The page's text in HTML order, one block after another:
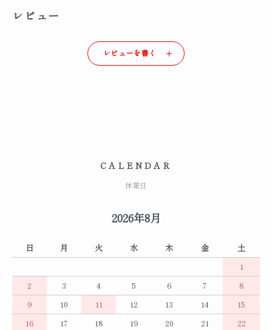
レビュー
レビューを書く
CALENDAR
休業日
2026年8月
日 月 火 水 木 金
土
1
2
3 4 5 6 7
8
9
10 11 12 13 14
15
16
17 18 19 20 21
22